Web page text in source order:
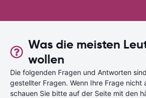
Was die meisten
wollen
Die folgenden Fragen und Antworten
gestellter Fragen. Wenn Ihre Frage nicht
schauen Sie bitte auf der Seite mit den